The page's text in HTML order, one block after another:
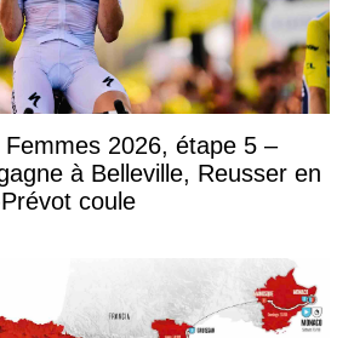
2026, étape 5 –
à Belleville, Reusser en
coule